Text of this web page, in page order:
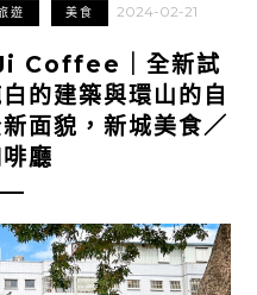
遊 美食 2024-02-21
Coffee｜全新試
的建築與環山的自
面貌，新城美食／
廳